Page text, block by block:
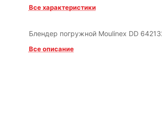
Все характеристики
Блендер погружной Moulinex DD
Все описание